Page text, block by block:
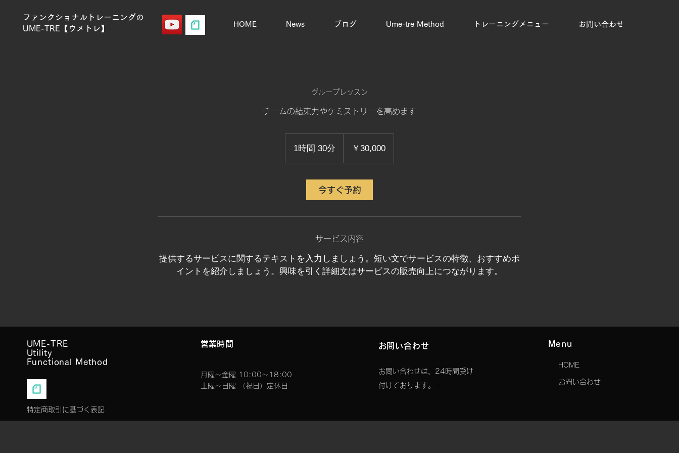
ファンクショナルトレーニングの
UME-TRE【ウメトレ】
HOME News ブログ Ume-tre Method トレーニングメニュー お問い合わせ
グループレッスン
チームの結束力やケミストリーを高めます
1時間 30分
時
0
分
￥30,000
今すぐ予約
サービス内容
提供するサービスに関するテキストを入力しましょう。短い文でサービスの特徴、おすすめポ
イントを紹介しましょう。興味を引く詳細文はサービスの販売向上につながります。
UME-TRE
Utility
Functional Method
特定商取引に基づく表記
​営業時間
月曜〜金曜 10:00〜18:00
土曜～日曜 （祝日）定休日
お問い合わせ
お問い合わせは、24時間受け
付けております。
Menu
HOME
​お問い合わせ